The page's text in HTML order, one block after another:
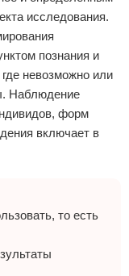
исследования.
познания и
невозможно или
Наблюдение
форм
включает в
то есть